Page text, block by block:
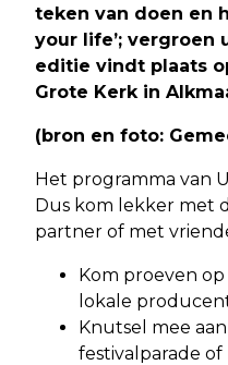
teken van doen en
your life’; vergroen
editie vindt plaats
Grote Kerk in
(bron en foto:
Het programma van
Dus kom lekker met
partner of met
Kom proeven
lokale
Knutsel mee
festivalparade